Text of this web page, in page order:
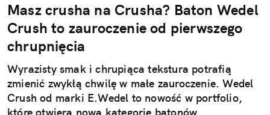
Masz crusha na Crusha? Baton Wedel
Crush to zauroczenie od pierwszego
chrupnięcia
Wyrazisty smak i chrupiąca tekstura potrafią
zmienić zwykłą chwilę w małe zauroczenie. Wedel
Crush od marki E.Wedel to nowość w portfolio,